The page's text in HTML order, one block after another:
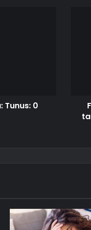
Tunus: 0